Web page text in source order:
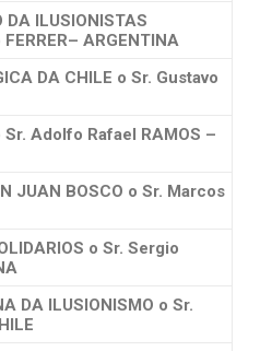
DA ILUSIONISTAS
ARGENTINA
DA CHILE o Sr. Gustavo
Adolfo Rafael RAMOS –
JUAN BOSCO o Sr. Marcos
o Sr. Sergio
DA ILUSIONISMO o Sr.